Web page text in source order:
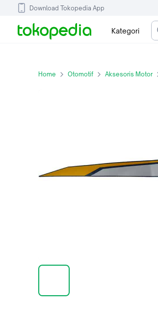
Download Tokopedia App
Kategori
Home Otomotif Aksesoris Motor